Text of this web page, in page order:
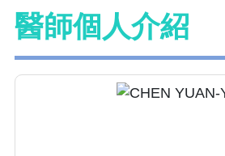
醫師個人介紹